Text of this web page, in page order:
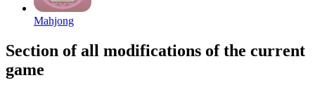
Mahjong
Section of all modifications of the current
game